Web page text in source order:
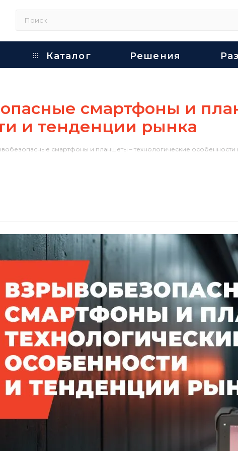
Каталог Решения
смартфоны и
и тенденции рынка
смартфоны и планшеты – технологические особенности